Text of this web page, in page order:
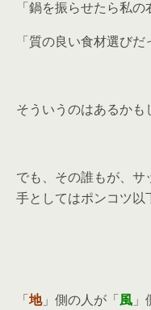
「鍋を振らせたら私
「質の良い食材選び
そういうのはあるかも
でも、その誰もが、
手としてはポンコツ以
「地」側の人が「風